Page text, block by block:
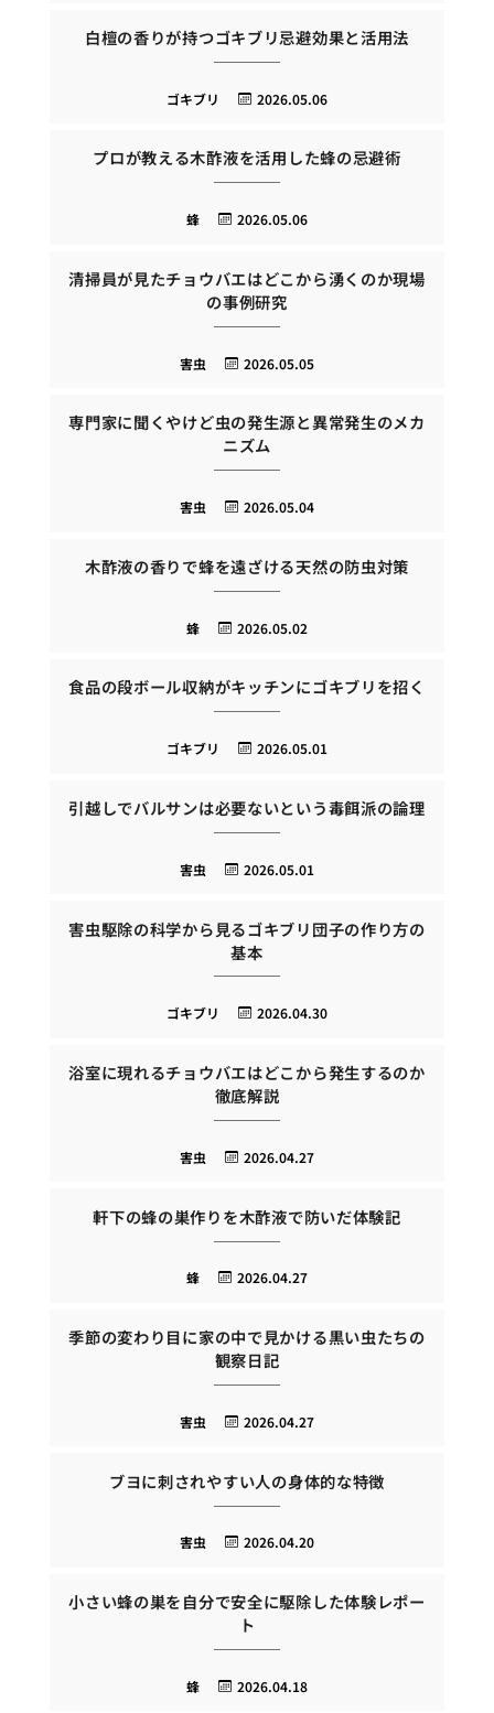
白檀の香りが持つゴキブリ忌避効果と活用法
2026.05.06
ゴキブリ
プロが教える木酢液を活用した蜂の忌避術
2026.05.06
蜂
清掃員が見たチョウバエはどこから湧くのか現場
の事例研究
2026.05.05
害虫
専門家に聞くやけど虫の発生源と異常発生のメカ
ニズム
2026.05.04
害虫
木酢液の香りで蜂を遠ざける天然の防虫対策
2026.05.02
蜂
食品の段ボール収納がキッチンにゴキブリを招く
2026.05.01
ゴキブリ
引越しでバルサンは必要ないという毒餌派の論理
2026.05.01
害虫
害虫駆除の科学から見るゴキブリ団子の作り方の
基本
2026.04.30
ゴキブリ
浴室に現れるチョウバエはどこから発生するのか
徹底解説
2026.04.27
害虫
軒下の蜂の巣作りを木酢液で防いだ体験記
2026.04.27
蜂
季節の変わり目に家の中で見かける黒い虫たちの
観察日記
2026.04.27
害虫
ブヨに刺されやすい人の身体的な特徴
2026.04.20
害虫
小さい蜂の巣を自分で安全に駆除した体験レポー
ト
2026.04.18
蜂